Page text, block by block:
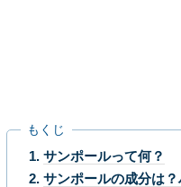
もくじ
サンポールって何？
サンポールの成分は